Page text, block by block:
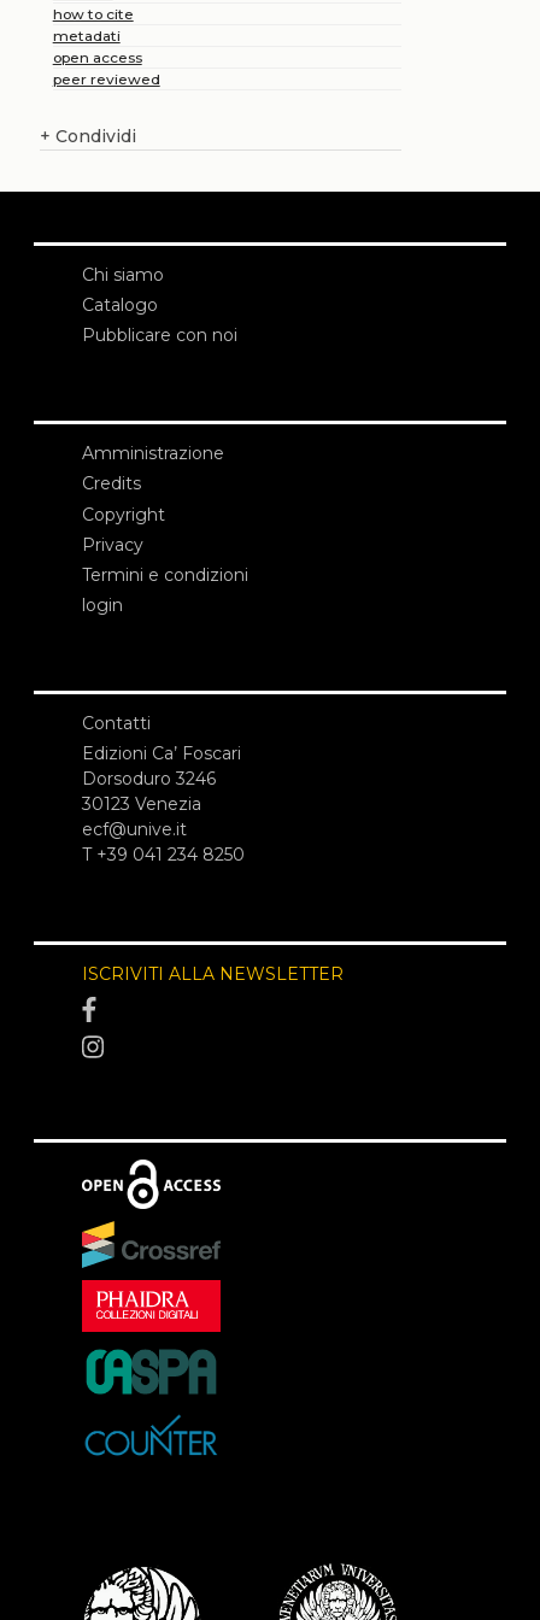
how to cite
metadati
open access
peer reviewed
+ Condividi
Chi siamo
Catalogo
Pubblicare con noi
Amministrazione
Credits
Copyright
Privacy
Termini e condizioni
login
Contatti
Edizioni Ca’ Foscari
Dorsoduro 3246
30123 Venezia
ecf@unive.it
T +39 041 234 8250
ISCRIVITI ALLA NEWSLETTER